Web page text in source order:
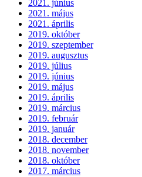
2021. június
2021. május
2021. április
2019. október
2019. szeptember
2019. augusztus
2019. július
2019. június
2019. május
2019. április
2019. március
2019. február
2019. január
2018. december
2018. november
2018. október
2017. március